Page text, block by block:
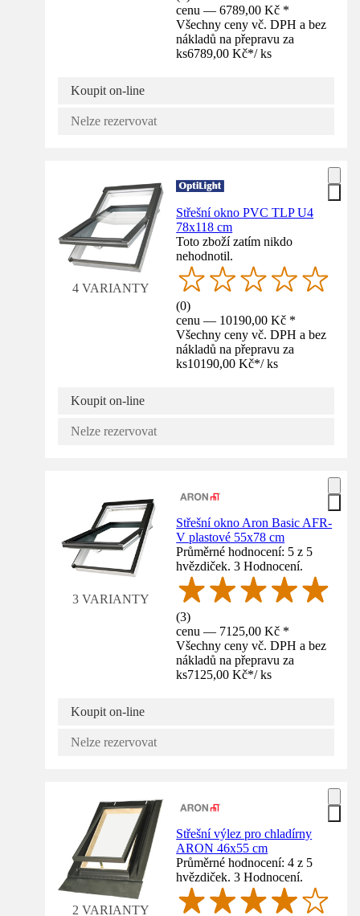
cenu — 6789,00 Kč *
Všechny ceny vč. DPH a bez
nákladů na přepravu za
ks6789,00 Kč*/ ks
Koupit on-line
Nelze rezervovat
4 VARIANTY
Střešní okno PVC TLP U4
78x118 cm
Toto zboží zatím nikdo
nehodnotil.
(0)
cenu — 10190,00 Kč *
Všechny ceny vč. DPH a bez
nákladů na přepravu za
ks10190,00 Kč*/ ks
Koupit on-line
Nelze rezervovat
3 VARIANTY
Střešní okno Aron Basic AFR-
V plastové 55x78 cm
Průměrné hodnocení: 5 z 5
hvězdiček. 3 Hodnocení.
(3)
cenu — 7125,00 Kč *
Všechny ceny vč. DPH a bez
nákladů na přepravu za
ks7125,00 Kč*/ ks
Koupit on-line
Nelze rezervovat
2 VARIANTY
Střešní výlez pro chladírny
ARON 46x55 cm
Průměrné hodnocení: 4 z 5
hvězdiček. 3 Hodnocení.